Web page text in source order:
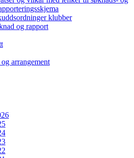
klubber
og rapport
arrangement